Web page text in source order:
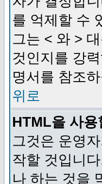
를 억제할 수
그는 < 와 >
것인지를 강
명서를 참조
위로
HTML을 사
그것은 운영
작할 것입니
나 하는 것을